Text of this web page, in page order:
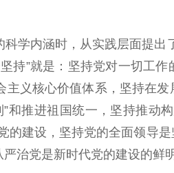
内涵时，从实践层面提出
持”就是：坚持党对一切工
义核心价值体系，坚持在
推进祖国统一，坚持推动
建设，坚持党的全面领导
治党是新时代党的建设的鲜